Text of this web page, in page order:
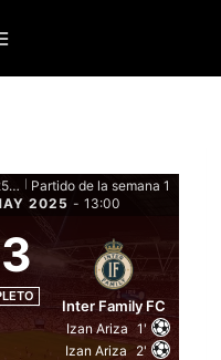
Superliga en Madrid Temporada 2025 - Fase de grupos
Partido de la semana 1
2025 - 13:00
3
Inter Family FC
Izan Ariza 1'
Izan Ariza 2'